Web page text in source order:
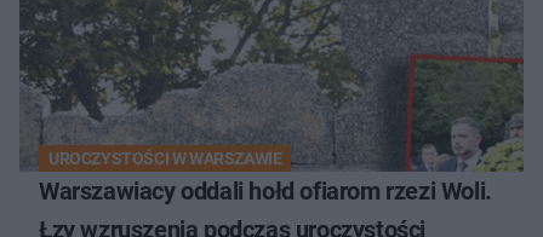
UROCZYSTOŚCI W WARSZAWIE
Warszawiacy oddali hołd ofiarom rzezi Woli.
Łzy wzruszenia podczas uroczystości